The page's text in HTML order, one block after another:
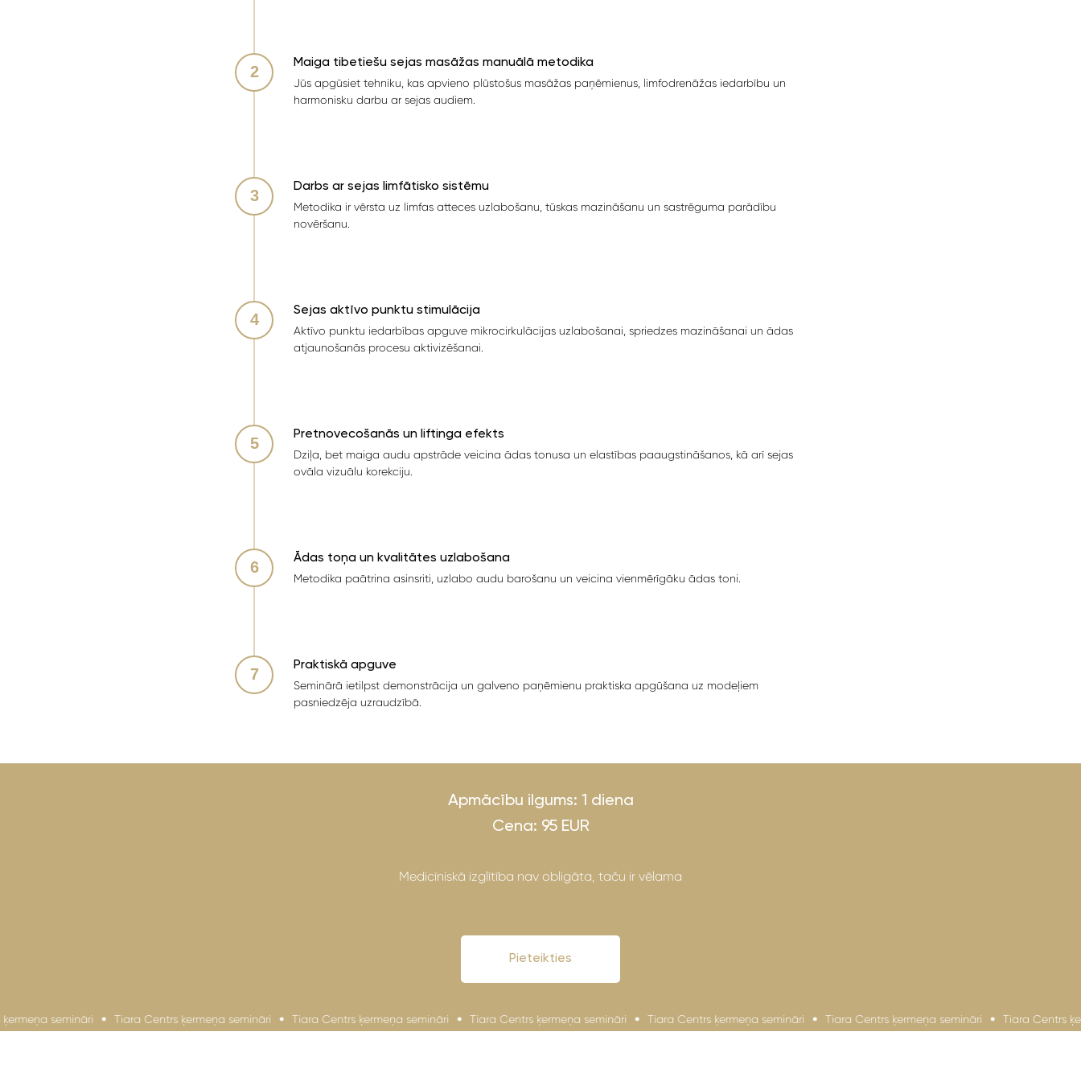
Maiga tibetiešu sejas masāžas manuālā metodika
Jūs apgūsiet tehniku, kas apvieno plūstošus masāžas paņēmienus, limfodrenāžas iedarbību un
harmonisku darbu ar sejas audiem.
Darbs ar sejas limfātisko sistēmu
Metodika ir vērsta uz limfas atteces uzlabošanu, tūskas mazināšanu un sastrēguma parādību
novēršanu.
Sejas aktīvo punktu stimulācija
Aktīvo punktu iedarbības apguve mikrocirkulācijas uzlabošanai, spriedzes mazināšanai un ādas
atjaunošanās procesu aktivizēšanai.
Pretnovecošanās un liftinga efekts
Dziļa, bet maiga audu apstrāde veicina ādas tonusa un elastības paaugstināšanos, kā arī sejas
ovāla vizuālu korekciju.
Ādas toņa un kvalitātes uzlabošana
Metodika paātrina asinsriti, uzlabo audu barošanu un veicina vienmērīgāku ādas toni.
Praktiskā apguve
Seminārā ietilpst demonstrācija un galveno paņēmienu praktiska apgūšana uz modeļiem
pasniedzēja uzraudzībā.
Apmācību ilgums: 1 diena
Cena: 95 EUR
Medicīniskā izglītība nav obligāta, taču ir vēlama
Pieteikties
semināri Tiara Centrs ķermeņa semināri Tiara Centrs ķermeņa semināri Tiara Centrs ķermeņa semināri Tiara Centrs ķermeņa semināri Tiara Centrs ķermeņa semināri Tiara Centrs